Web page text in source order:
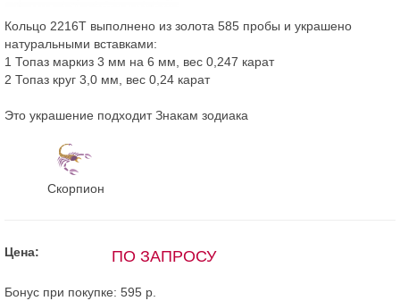
Кольцо 2216Т выполнено из золота 585 пробы и украшено
натуральными вставками:
1 Топаз маркиз 3 мм на 6 мм, вес 0,247 карат
2 Топаз круг 3,0 мм, вес 0,24 карат
Это украшение подходит Знакам зодиака
Скорпион
Цена: ПО ЗАПРОСУ
Бонус при покупке: 595 р.